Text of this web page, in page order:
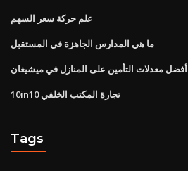
علم حركة سعر السهم
ما هي المدارس الجاهزة في المستقبل
أفضل معدلات التأمين على المنازل في ميشيغان
10in10 تجارة المكتب الخلفي
Tags